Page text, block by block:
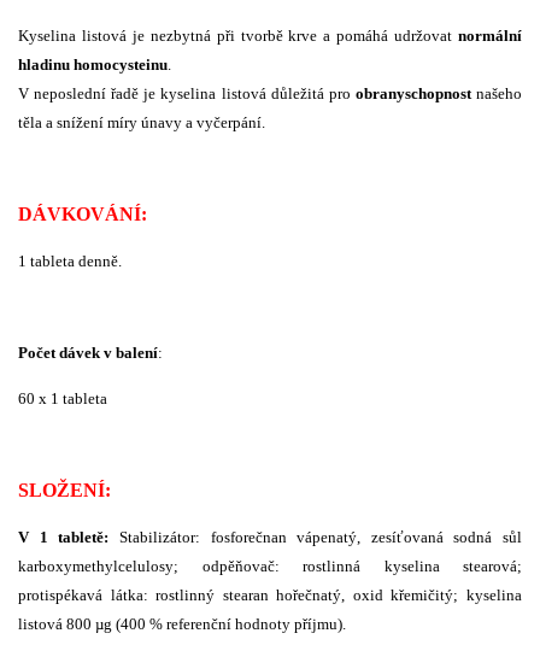
Kyselina listová je nezbytná při tvorbě krve a pomáhá udržovat normální
hladinu homocysteinu
V neposlední řadě je kyselina listová důležitá pro obranyschopnostnašeho
těla a snížení míry únavy a vyčerpání.
DÁVKOVÁNÍ:
1 tableta denně.
Počet dávek v balení:
60 x 1 tableta
SLOŽENÍ:
V 1 tabletě: Stabilizátor: fosforečnan vápenatý, zesíťovaná sodná sůl
karboxymethylcelulosy; odpěňovač: rostlinná kyselina stearová;
protispékavá látka: rostlinný stearan hořečnatý, oxid křemičitý; kyselina
listová 800 µg (400 % referenční hodnoty příjmu).